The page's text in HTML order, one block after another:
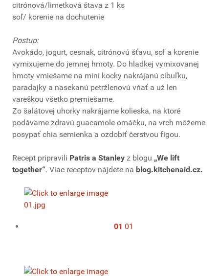
citrónová/limetková štava z 1 ks
soľ/ korenie na dochutenie
Postup:
Avokádo, jogurt, cesnak, citrónovú šťavu, soľ a korenie
vymixujeme do jemnej hmoty. Do hladkej vymixovanej
hmoty vmiešame na mini kocky nakrájanú cibuľku,
paradajky a nasekanú petržlenovú vňať a už len
vareškou všetko premiešame.
Zo šalátovej uhorky nakrájame kolieska, na ktoré
podávame zdravú guacamole omáčku, na vrch môžeme
posypať chia semienka a ozdobiť čerstvou figou.
Recept pripravili Patris a Stanley z blogu „We lift
together“. Viac receptov nájdete na blog.kitchenaid.cz.
01 01